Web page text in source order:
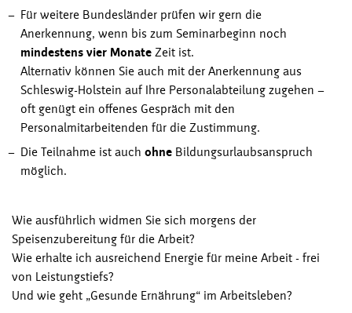
Für weitere Bundesländer prüfen wir gern die
Anerkennung, wenn bis zum Seminarbeginn noch
mindestens vier Monate Zeit ist.
Alternativ können Sie auch mit der Anerkennung aus
Schleswig-Holstein auf Ihre Personalabteilung zugehen –
oft genügt ein offenes Gespräch mit den
Personalmitarbeitenden für die Zustimmung.
Die Teilnahme ist auch ohne Bildungsurlaubsanspruch
möglich.
Wie ausführlich widmen Sie sich morgens der
Speisenzubereitung für die Arbeit?
Wie erhalte ich ausreichend Energie für meine Arbeit - frei
von Leistungstiefs?
Und wie geht „Gesunde Ernährung“ im Arbeitsleben?